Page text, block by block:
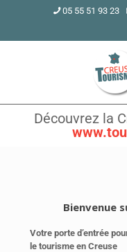
05 55 51 93 23
Découvrez la
Bienvenue
Votre porte d’entrée
le tourisme en Creuse